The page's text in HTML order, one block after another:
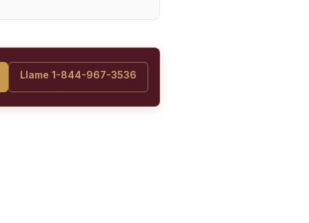
Llame 1-844-967-3536